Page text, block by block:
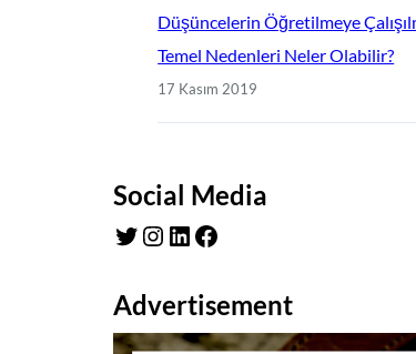
Düşüncelerin Öğretilmeye
Temel Nedenleri Neler Olabilir?
17 Kasım 2019
Social Media
Twitter
Instagram LinkedIn Facebook
Advertisement